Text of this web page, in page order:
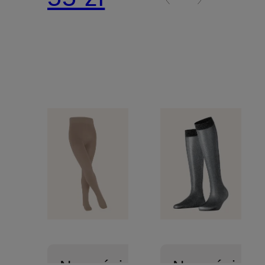
przędzą